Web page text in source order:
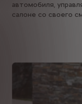
автомобиля,
салоне со своего